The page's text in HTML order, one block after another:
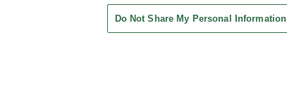
Do Not Share My Personal Information